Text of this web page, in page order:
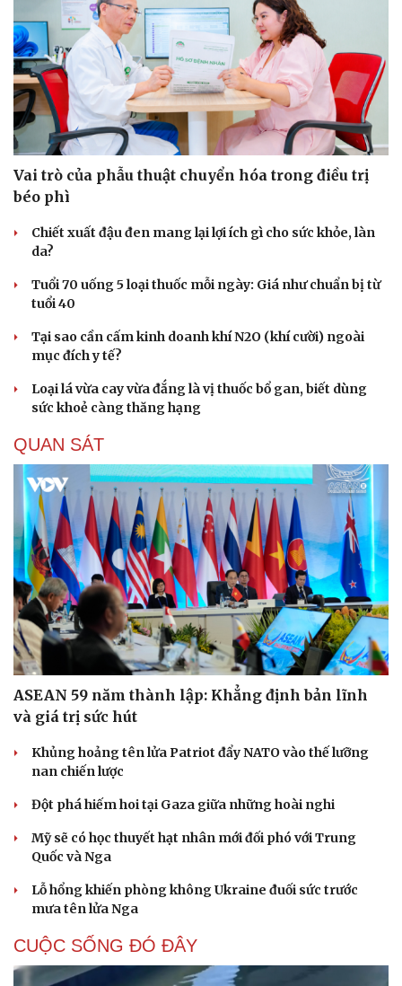
Vai trò của phẫu thuật chuyển hóa trong điều trị
béo phì
Chiết xuất đậu đen mang lại lợi ích gì cho sức khỏe, làn
da?
Tuổi 70 uống 5 loại thuốc mỗi ngày: Giá như chuẩn bị từ
tuổi 40
Tại sao cần cấm kinh doanh khí N2O (khí cười) ngoài
mục đích y tế?
Loại lá vừa cay vừa đắng là vị thuốc bổ gan, biết dùng
sức khoẻ càng thăng hạng
QUAN SÁT
ASEAN 59 năm thành lập: Khẳng định bản lĩnh
và giá trị sức hút
Khủng hoảng tên lửa Patriot đẩy NATO vào thế lưỡng
nan chiến lược
Đột phá hiếm hoi tại Gaza giữa những hoài nghi
Mỹ sẽ có học thuyết hạt nhân mới đối phó với Trung
Quốc và Nga
Lỗ hổng khiến phòng không Ukraine đuối sức trước
mưa tên lửa Nga
CUỘC SỐNG ĐÓ ĐÂY